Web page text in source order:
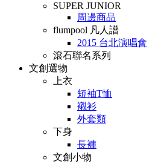
SUPER JUNIOR
周邊商品
flumpool 凡人譜
2015 台北演唱會
滾石聯名系列
文創選物
上衣
短袖T恤
襯衫
外套類
下身
長褲
文創小物